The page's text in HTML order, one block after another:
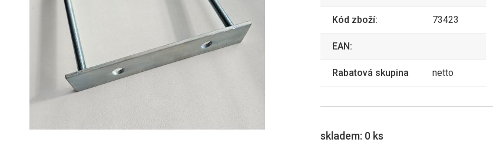
Kód zboží: 73423
EAN:
Rabatová skupina netto
skladem: 0 ks